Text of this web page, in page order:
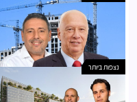
נצפות ביותר